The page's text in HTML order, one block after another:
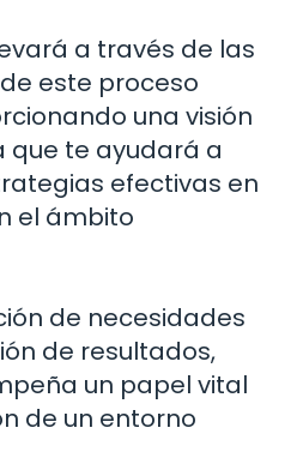
a través de las
este proceso
una visión
te ayudará a
efectivas en
el ámbito
de necesidades
de resultados,
un papel vital
de un entorno